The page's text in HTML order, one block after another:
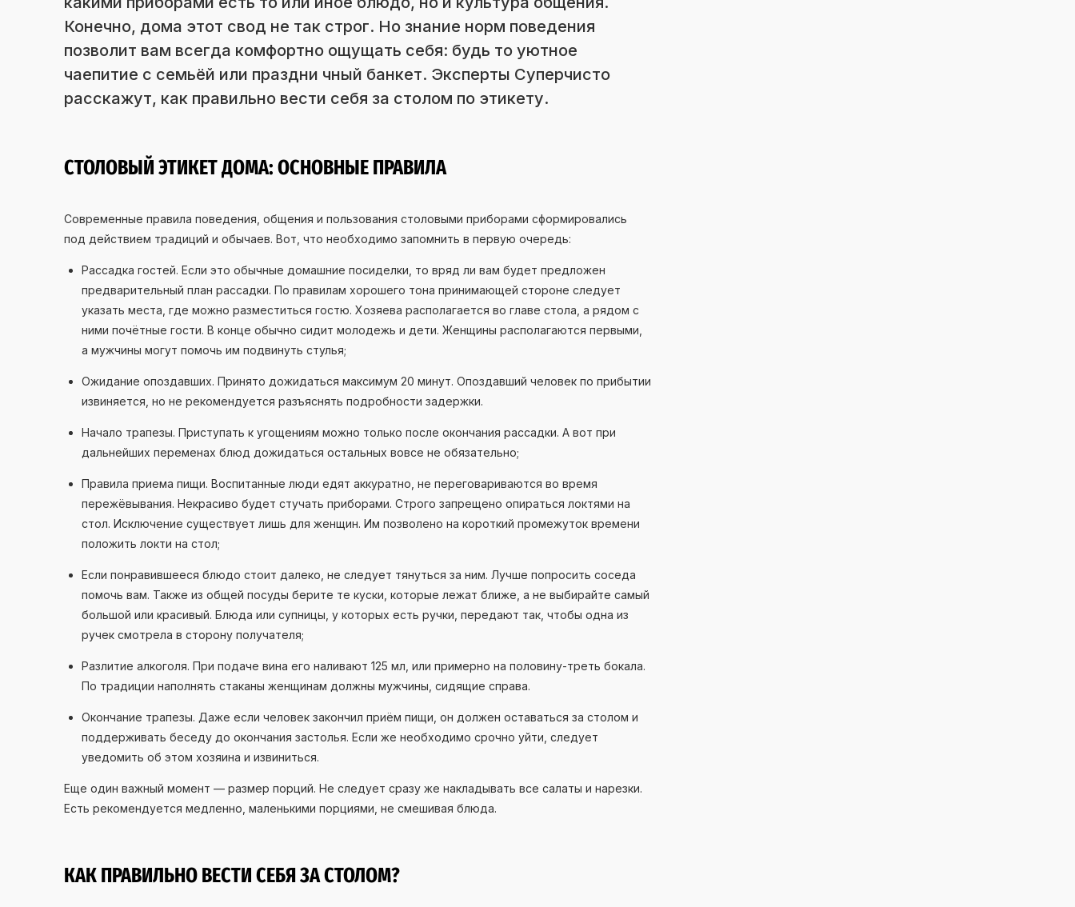
Конечно, дома этот свод не так строг. Но знание норм поведения
позволит вам всегда комфортно ощущать себя: будь то уютное
чаепитие с семьёй или праздни чный банкет. Эксперты Суперчисто
расскажут, как правильно вести себя за столом по этикету.
СТОЛОВЫЙ ЭТИКЕТ ДОМА: ОСНОВНЫЕ ПРАВИЛА
Современные правила поведения, общения и пользования столовыми приборами сформировались
под действием традиций и обычаев. Вот, что необходимо запомнить в первую очередь:
Рассадка гостей. Если это обычные домашние посиделки, то вряд ли вам будет предложен
предварительный план рассадки. По правилам хорошего тона принимающей стороне следует
указать места, где можно разместиться гостю. Хозяева располагается во главе стола, а рядом с
ними почётные гости. В конце обычно сидит молодежь и дети. Женщины располагаются первыми,
а мужчины могут помочь им подвинуть стулья;
Ожидание опоздавших. Принято дожидаться максимум 20 минут. Опоздавший человек по прибытии
извиняется, но не рекомендуется разъяснять подробности задержки.
Начало трапезы. Приступать к угощениям можно только после окончания рассадки. А вот при
дальнейших переменах блюд дожидаться остальных вовсе не обязательно;
Правила приема пищи. Воспитанные люди едят аккуратно, не переговариваются во время
пережёвывания. Некрасиво будет стучать приборами. Строго запрещено опираться локтями на
стол. Исключение существует лишь для женщин. Им позволено на короткий промежуток времени
положить локти на стол;
Если понравившееся блюдо стоит далеко, не следует тянуться за ним. Лучше попросить соседа
помочь вам. Также из общей посуды берите те куски, которые лежат ближе, а не выбирайте самый
большой или красивый. Блюда или супницы, у которых есть ручки, передают так, чтобы одна из
ручек смотрела в сторону получателя;
Разлитие алкоголя. При подаче вина его наливают 125 мл, или примерно на половину-треть бокала.
По традиции наполнять стаканы женщинам должны мужчины, сидящие справа.
Окончание трапезы. Даже если человек закончил приём пищи, он должен оставаться за столом и
поддерживать беседу до окончания застолья. Если же необходимо срочно уйти, следует
уведомить об этом хозяина и извиниться.
Еще один важный момент — размер порций. Не следует сразу же накладывать все салаты и нарезки.
Есть рекомендуется медленно, маленькими порциями, не смешивая блюда.
КАК ПРАВИЛЬНО ВЕСТИ СЕБЯ ЗА СТОЛОМ?